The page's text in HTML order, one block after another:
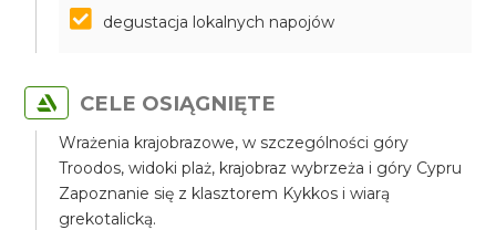
degustacja lokalnych napojów
CELE OSIĄGNIĘTE
Wrażenia krajobrazowe, w szczególności góry
Troodos, widoki plaż, krajobraz wybrzeża i góry Cypru
Zapoznanie się z klasztorem Kykkos i wiarą
grekotalicką.